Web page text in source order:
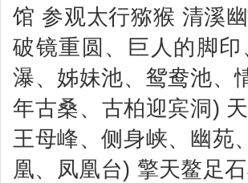
馆 参观太行猕猴 清溪
破镜重圆、巨人的脚
瀑、姊妹池、鸳鸯池、
年古桑、古柏迎宾洞)
王母峰、侧身峡、幽苑
凰、凤凰台) 擎天鳌足